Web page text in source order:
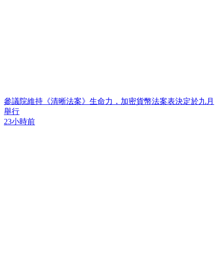
參議院維持《清晰法案》生命力，加密貨幣法案表決定於九月
舉行
23小時前